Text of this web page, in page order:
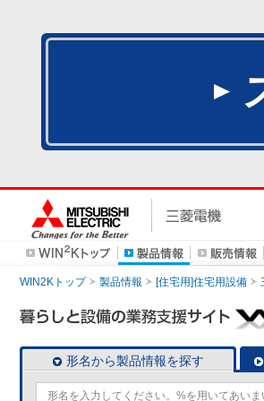
WIN2Kトップ 製品情報 [住宅用]住宅用設備
形名から製品情報を探す